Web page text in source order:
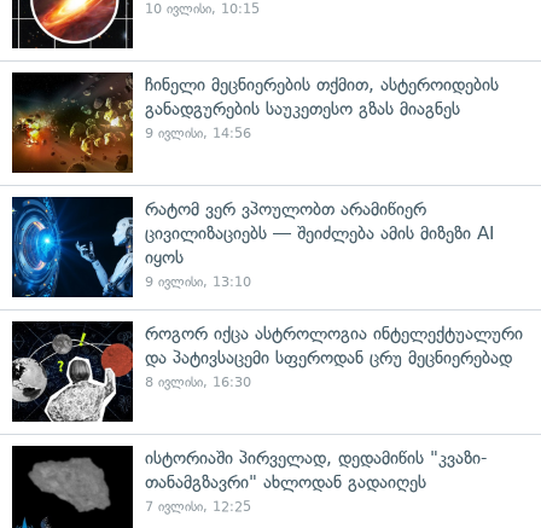
10 ივლისი, 10:15
ჩინელი მეცნიერების თქმით, ასტეროიდების
განადგურების საუკეთესო გზას მიაგნეს
9 ივლისი, 14:56
რატომ ვერ ვპოულობთ არამიწიერ
ცივილიზაციებს — შეიძლება ამის მიზეზი AI
იყოს
9 ივლისი, 13:10
როგორ იქცა ასტროლოგია ინტელექტუალური
და პატივსაცემი სფეროდან ცრუ მეცნიერებად
8 ივლისი, 16:30
ისტორიაში პირველად, დედამიწის "კვაზი-
თანამგზავრი" ახლოდან გადაიღეს
7 ივლისი, 12:25